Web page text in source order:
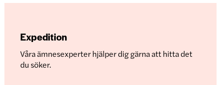
Expedition
Våra ämnesexperter hjälper dig gärna att hitta det
du söker.